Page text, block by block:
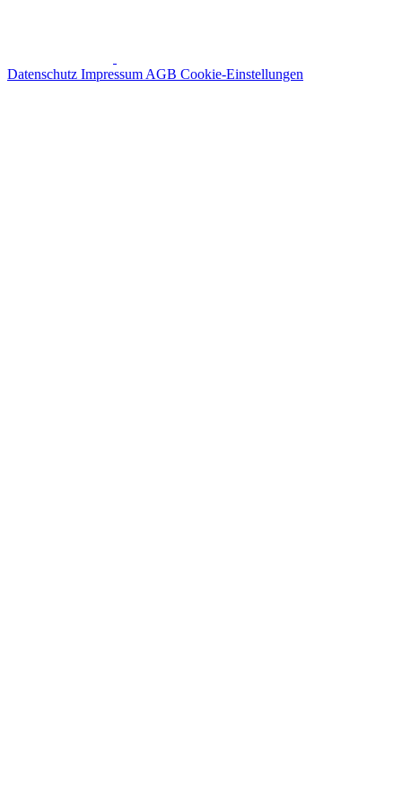
Datenschutz Impressum AGB Cookie-Einstellungen